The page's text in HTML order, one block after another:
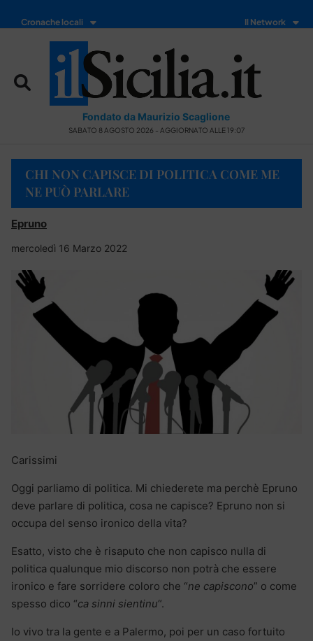
Cronache locali Il Network
Fondato da Maurizio Scaglione
SABATO 8 AGOSTO 2026 - AGGIORNATO ALLE 19:07
CHI NON CAPISCE DI POLITICA COME ME
NE PUÒ PARLARE
Epruno
mercoledì 16 Marzo 2022
Carissimi
Oggi parliamo di politica. Mi chiederete ma perchè Epruno
deve parlare di politica, cosa ne capisce? Epruno non si
occupa del senso ironico della vita?
Esatto, visto che è risaputo che non capisco nulla di
politica qualunque mio discorso non potrà che essere
ironico e fare sorridere coloro che “ne capiscono” o come
spesso dico “ca sinni sientinu“.
Io vivo tra la gente e a Palermo, poi per un caso fortuito